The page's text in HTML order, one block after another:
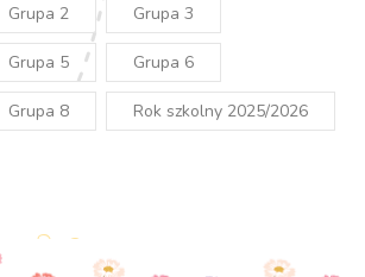
Grupa 2 Grupa 3
Grupa 5 Grupa 6
Grupa 8 Rok szkolny 2025/2026